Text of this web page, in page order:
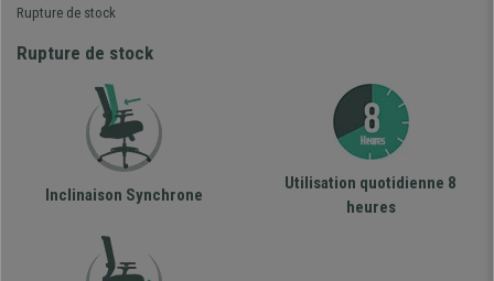
Rupture de stock
Rupture de stock
Inclinaison Synchrone
Utilisation quotidienne 8
heures